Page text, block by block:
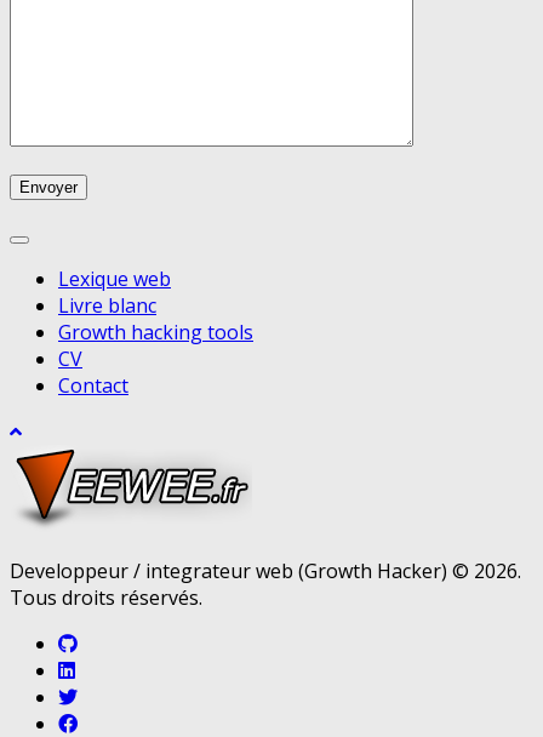
Lexique web
Livre blanc
Growth hacking tools
CV
Contact
Developpeur / integrateur web (Growth Hacker) © 2026.
Tous droits réservés.